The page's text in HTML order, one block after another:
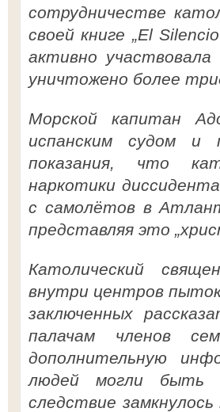
сотрудничестве
своей книге „El
активно
уничтожено более
Морской капитан
испанским судом
показания, что
наркотики
с самолётов в
представляя это
Католический
внутри центров
заключенных
палачам членов
дополнительную
людей могли быть
следствие